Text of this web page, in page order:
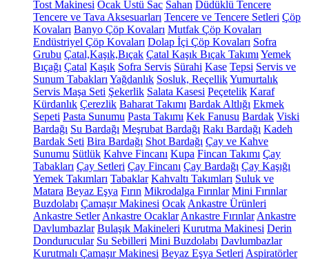
Tost Makinesi Ocak Üstü Sac Sahan Düdüklü Tencere
Tencere ve Tava Aksesuarları Tencere ve Tencere Setleri Çöp
Kovaları Banyo Çöp Kovaları Mutfak Çöp Kovaları
Endüstriyel Çöp Kovaları Dolap İçi Çöp Kovaları Sofra
Grubu Çatal,Kaşık,Bıçak Çatal Kaşık Bıçak Takımı Yemek
Bıçağı Çatal Kaşık Sofra Servis Sürahi Kase Tepsi Servis ve
Sunum Tabakları Yağdanlık Sosluk, ReçellikYumurtalık
Servis Maşa Seti Şekerlik Salata Kasesi Peçetelik Karaf
Kürdanlık Çerezlik Baharat Takımı Bardak Altlığı Ekmek
Sepeti Pasta Sunumu Pasta Takımı Kek Fanusu Bardak Viski
Bardağı Su Bardağı Meşrubat Bardağı Rakı Bardağı Kadeh
Bardak Seti Bira Bardağı Shot Bardağı Çay ve Kahve
Sunumu Sütlük Kahve Fincanı Kupa Fincan Takımı Çay
Tabakları Çay Setleri Çay Fincanı Çay Bardağı Çay Kaşığı
Yemek Takımları Tabaklar Kahvaltı Takımları Suluk ve
Matara Beyaz Eşya Fırın Mikrodalga Fırınlar Mini Fırınlar
Buzdolabı Çamaşır Makinesi Ocak Ankastre Ürünleri
Ankastre Setler Ankastre Ocaklar Ankastre Fırınlar Ankastre
Davlumbazlar Bulaşık Makineleri Kurutma Makinesi Derin
Dondurucular Su Sebilleri Mini Buzdolabı Davlumbazlar
Kurutmalı Çamaşır Makinesi Beyaz Eşya Setleri Aspiratörler